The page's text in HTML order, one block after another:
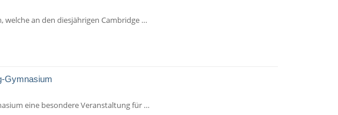
welche an den diesjährigen Cambridge …
Gymnasium
eine besondere Veranstaltung für …